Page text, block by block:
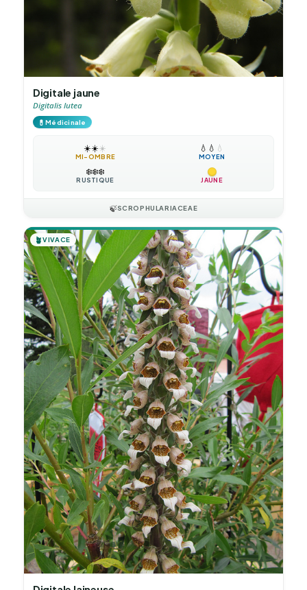
Digitale jaune
Digitalis lutea
💊Médicinale
☀️☀️☀️
MI-OMBRE
💧 💧 💧
MOYEN
❄️❄️❄️
RUSTIQUE JAUNE
🍃SCROPHULARIACEAE
🪴VIVACE